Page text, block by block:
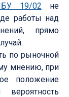
19/02 не
работы над
прямо
по рыночной
мнению, при
положение